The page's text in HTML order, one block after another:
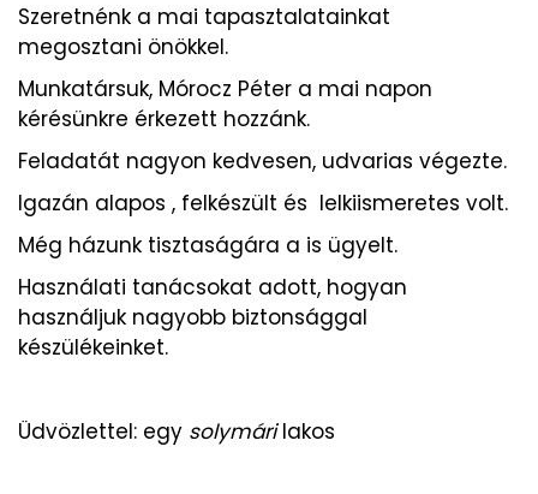
Szeretnénk a mai tapasztalatainkat
megosztani önökkel.
Munkatársuk, Mórocz Péter a mai napon
kérésünkre érkezett hozzánk.
Feladatát nagyon kedvesen, udvarias végezte.
Igazán alapos , felkészült és lelkiismeretes volt.
Még házunk tisztaságára a is ügyelt.
Használati tanácsokat adott, hogyan
használjuk nagyobb biztonsággal
készülékeinket.
Üdvözlettel: egy solymárilakos